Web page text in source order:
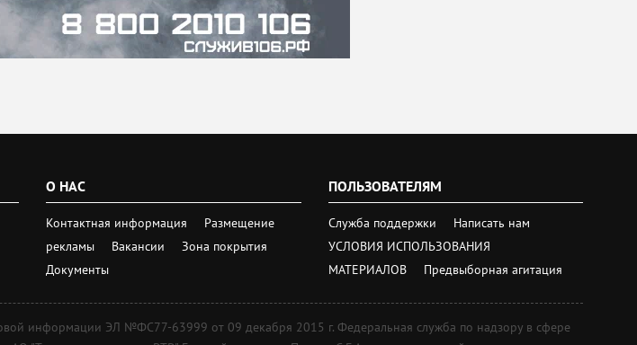
О НАС
Контактная информация
Размещение
рекламы
Вакансии
Зона покрытия
Документы
ПОЛЬЗОВАТЕЛЯМ
Служба поддержки
Написать нам
УСЛОВИЯ ИСПОЛЬЗОВАНИЯ
МАТЕРИАЛОВ
Предвыборная агитация
информации ЭЛ №ФС77-63999 от 09 декабря 2015 г. Федеральная служба по надзору в сфере